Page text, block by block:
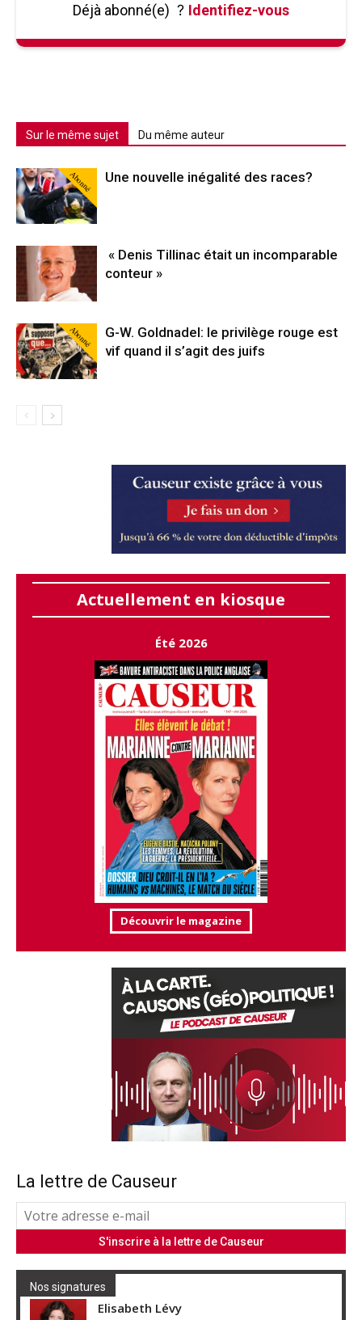
Déjà abonné(e) ? Identifiez-vous
Sur le même sujet Du même auteur
Abonné Une nouvelle inégalité des races?
« Denis Tillinac était un incomparable
conteur »
Abonné
G-W. Goldnadel: le privilège rouge est
vif quand il s’agit des juifs
Actuellement en kiosque
Été 2026
Découvrir le magazine
La lettre de Causeur
Nos signatures
Elisabeth Lévy